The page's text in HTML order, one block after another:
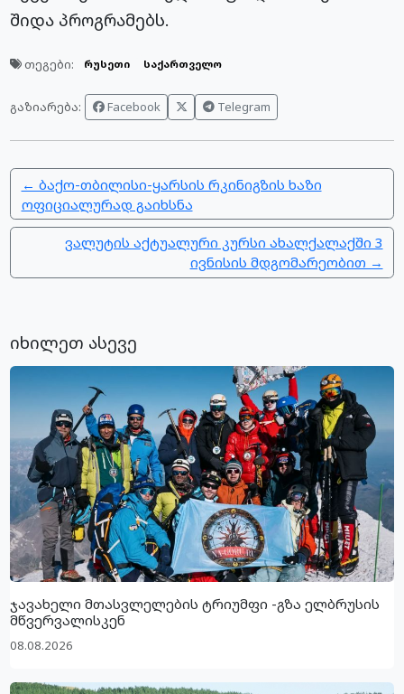
შიდა პროგრამებს.
თეგები: რუსეთი საქართველო
გაზიარება: Facebook Telegram
← ბაქო-თბილისი-ყარსის რკინიგზის ხაზი
ოფიციალურად გაიხსნა
ვალუტის აქტუალური კურსი ახალქალაქში 3
ივნისის მდგომარეობით →
იხილეთ ასევე
ჯავახელი მთასვლელების ტრიუმფი -გზა ელბრუსის
მწვერვალისკენ
08.08.2026